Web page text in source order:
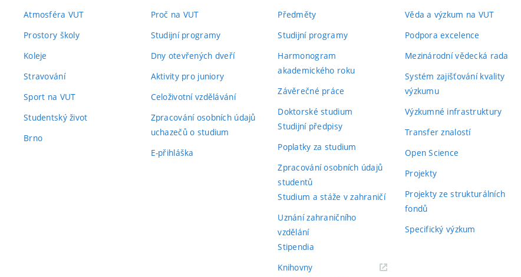
Atmosféra VUT
Prostory školy
Koleje
Stravování
Sport na VUT
Studentský život
Brno
Proč na VUT
Studijní programy
Dny otevřených dveří
Aktivity pro juniory
Celoživotní vzdělávání
Zpracování osobních údajů
uchazečů o studium
E-přihláška
Předměty
Studijní programy
Harmonogram
akademického roku
Závěrečné práce
Doktorské studium
Studijní předpisy
Poplatky za studium
Zpracování osobních údajů
studentů
Studium a stáže v zahraničí
Uznání zahraničního
vzdělání
Stipendia
Knihovny(externí
Věda a výzkum na VUT
Podpora excelence
Mezinárodní vědecká rada
Systém zajišťování kvality
výzkumu
Výzkumné infrastruktury
Transfer znalostí
Open Science
Projekty
Projekty ze strukturálních
fondů
Specifický výzkum